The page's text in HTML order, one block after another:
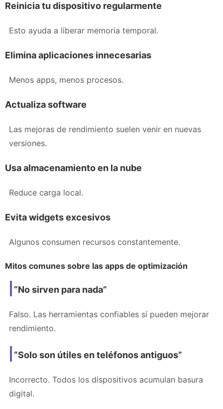
Reinicia tu dispositivo regularmente
Esto ayuda a liberar memoria temporal.
Elimina aplicaciones innecesarias
Menos apps, menos procesos.
Actualiza software
Las mejoras de rendimiento suelen venir en nuevas
versiones.
Usa almacenamiento en la nube
Reduce carga local.
Evita widgets excesivos
Algunos consumen recursos constantemente.
Mitos comunes sobre las apps de optimización
“No sirven para nada”
Falso. Las herramientas confiables sí pueden mejorar
rendimiento.
“Solo son útiles en teléfonos antiguos”
Incorrecto. Todos los dispositivos acumulan basura
digital.